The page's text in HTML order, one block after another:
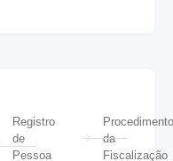
Registro
de
Pessoa
da
Fiscalização